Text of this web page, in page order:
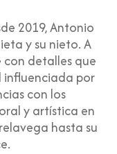
2019, Antonio
y su nieto.A
con detalles que
por
con los
y artística en
hasta su